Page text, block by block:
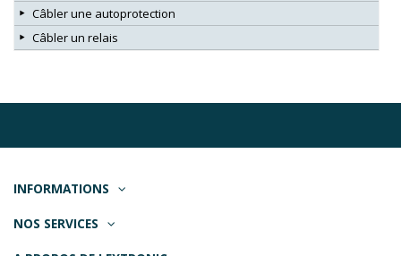
Câbler une autoprotection
Câbler un relais
INFORMATIONS
NOS SERVICES